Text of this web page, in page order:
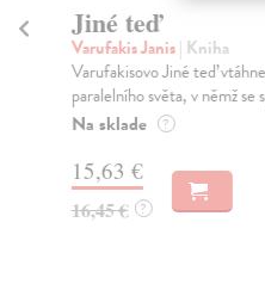
Jiné teď
Varufakis Janis| Kniha
Varufakisovo Jiné teď
paralelního světa, v němž
Na sklade ?
15,63 €
16,45 € ?